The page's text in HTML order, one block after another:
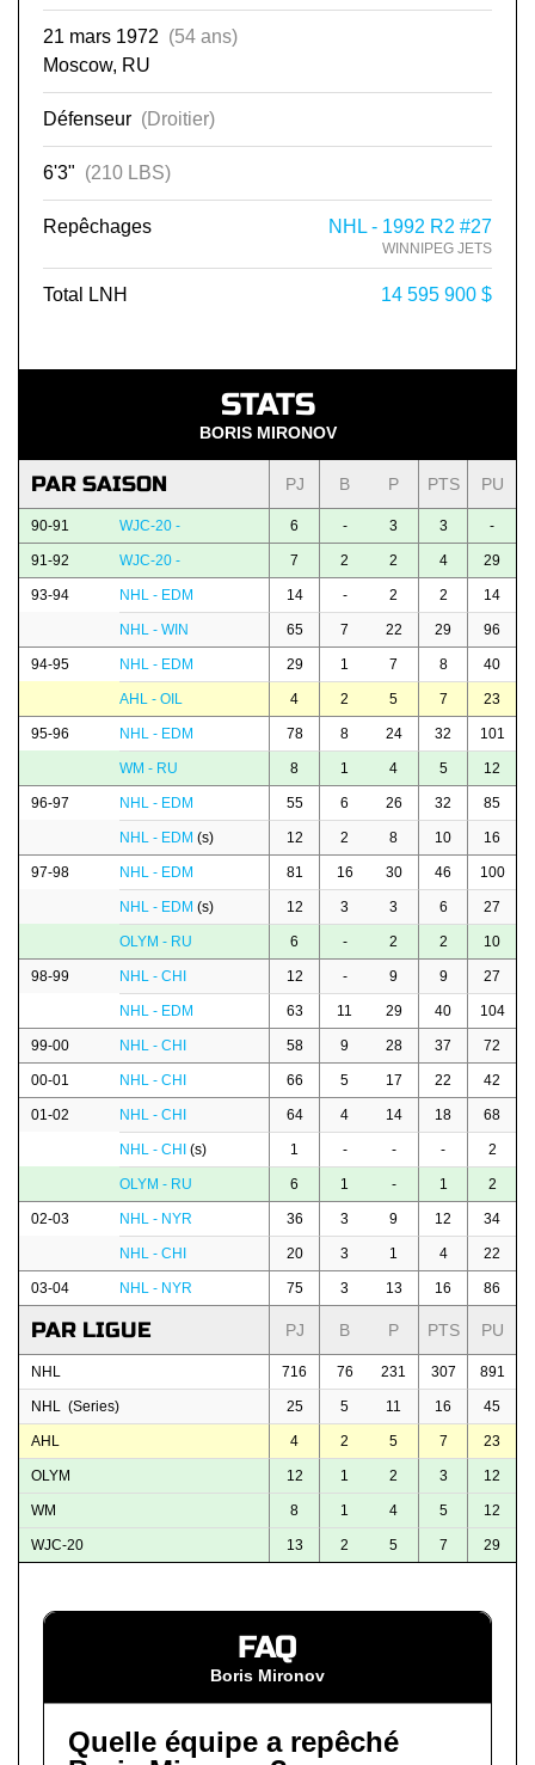
21 mars 1972 (54 ans)
Moscow, RU
Défenseur (Droitier)
6'3" (210 LBS)
Repêchages NHL - 1992 R2 #27
WINNIPEG JETS
Total LNH 14 595 900 $
STATS
BORIS MIRONOV
PAR SAISON PJ B P PTS PU
90-91 WJC-20 - 6 - 3 3 -
91-92 WJC-20 - 7 2 2 4 29
93-94 NHL - EDM 14 - 2 2 14
NHL - WIN 65 7 22 29 96
94-95 NHL - EDM 29 1 7 8 40
AHL - OIL 4 2 5 7 23
95-96 NHL - EDM 78 8 24 32 101
WM - RU 8 1 4 5 12
96-97 NHL - EDM 55 6 26 32 85
NHL - EDM (s) 12 2 8 10 16
97-98 NHL - EDM 81 16 30 46 100
NHL - EDM (s) 12 3 3 6 27
OLYM - RU 6 - 2 2 10
98-99 NHL - CHI 12 - 9 9 27
NHL - EDM 63 11 29 40 104
99-00 NHL - CHI 58 9 28 37 72
00-01 NHL - CHI 66 5 17 22 42
01-02 NHL - CHI 64 4 14 18 68
NHL - CHI (s) 1 - - - 2
OLYM - RU 6 1 - 1 2
02-03 NHL - NYR 36 3 9 12 34
NHL - CHI 20 3 1 4 22
03-04 NHL - NYR 75 3 13 16 86
PAR LIGUE PJ B P PTS PU
NHL 716 76 231 307 891
NHL (Series) 25 5 11 16 45
AHL 4 2 5 7 23
OLYM 12 1 2 3 12
WM 8 1 4 5 12
WJC-20 13 2 5 7 29
FAQ
Boris Mironov
Quelle équipe a repêché